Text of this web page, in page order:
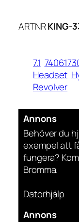
ARTNRKING-
7.1
Headset
Revolver
Annons
Behöver du
exempel att
fungera?
Bromma.
Datorhjälp
Annons